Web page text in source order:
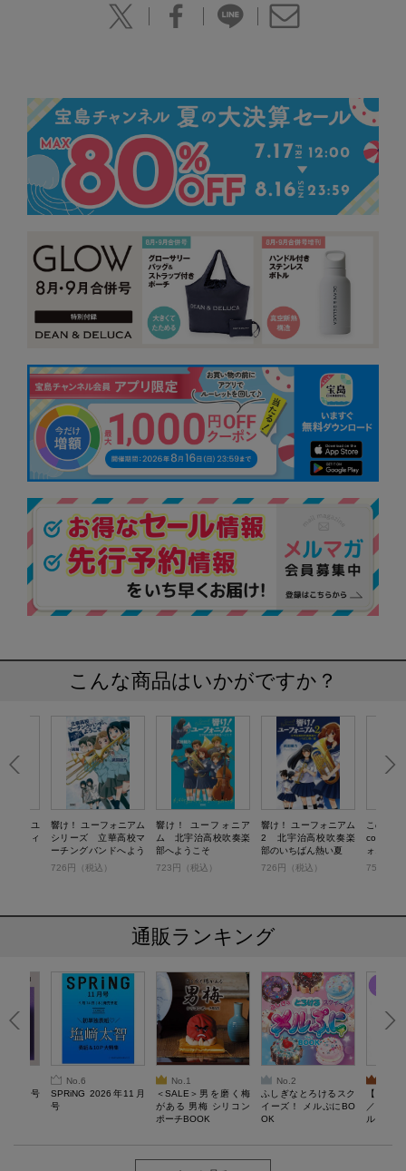
こんな商品はいかがですか？
け！ ユ
オフィ
響け！ ユーフォニアム
シリーズ 立華高校マ
ーチングバンドへよう
こそ 前編
726円（税込）
響け！ ユーフォニア
ム 北宇治高校吹奏楽
部へようこそ
723円（税込）
響け！ ユーフォニアム
2 北宇治高校吹奏楽
部のいちばん熱い夏
726円（税込）
このマ
comics
ォニアム
奏楽部へ
759円（
通販ランキング
10月号
No.6
SPRiNG 2026年11月
号
No.1
＜SALE＞男を磨く梅
がある 男梅 シリコン
ポーチBOOK
No.2
ふしぎなとろけるスク
イーズ！ メルぷにBO
OK
【
／Lサ
ル）【
労回復ウ